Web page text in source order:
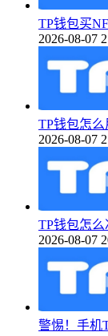
TP钱包买
2026-08-07
TP钱包怎
2026-08-07
TP钱包怎么
2026-08-07
警惕！手机